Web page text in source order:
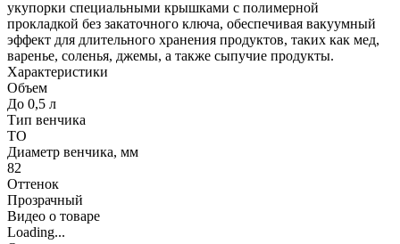
укупорки специальными крышками с полимерной
прокладкой без закаточного ключа, обеспечивая вакуумный
эффект для длительного хранения продуктов, таких как мед,
варенье, соленья, джемы, а также сыпучие продукты.
Характеристики
Объем
До 0,5 л
Тип венчика
ТО
Диаметр венчика, мм
82
Оттенок
Прозрачный
Видео о товаре
Loading...